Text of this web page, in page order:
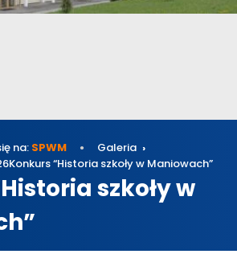
na: SPWM
Galeria
Konkurs “Historia szkoły w Maniowach”
szkoły w